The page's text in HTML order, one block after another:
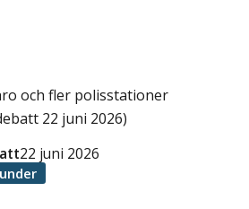
och fler polisstationer
22 juni 2026)
22 juni 2026